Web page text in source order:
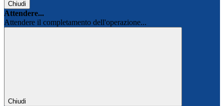
Chiudi
Attendere...
Attendere il completamento dell'operazione...
Chiudi